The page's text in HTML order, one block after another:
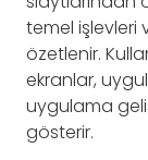
temel işlevleri
özetlenir.
ekranlar,
uygulama
gösterir.